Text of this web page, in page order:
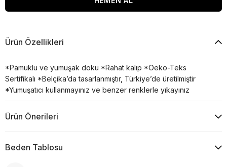
Ürün Özellikleri
*Pamuklu ve yumuşak doku *Rahat kalıp *Oeko-Teks
Sertifikalı *Belçika’da tasarlanmıştır, Türkiye’de üretilmiştir
*Yumuşatıcı kullanmayınız ve benzer renklerle yıkayınız
Ürün Önerileri
Beden Tablosu